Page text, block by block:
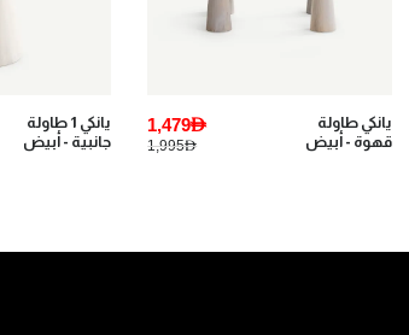
يانكي طاولة
قهوة - أبيض
1,479AED
1,995AED
يانكي 1 طاولة
جانبية - أبيض